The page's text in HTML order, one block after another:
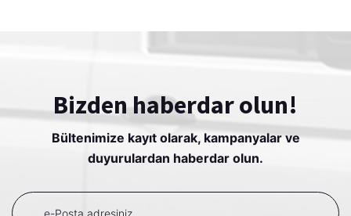
Bizden haberdar olun!
Bültenimize kayıt olarak, kampanyalar ve
duyurulardan haberdar olun.